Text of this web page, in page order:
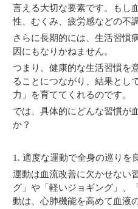
言える大切な要素です。もし
性、むくみ、疲労感などの不
さらに長期的には、生活習慣
因にもなりかねません。
つまり、健康的な生活習慣を
ることにつながり、結果とし
力」を育ててくれるのです。
では、具体的にどんな習慣が
か？
1. 適度な運動で全身の巡りを
運動は血流改善に欠かせない
グ」や「軽いジョギング」、
動は、心肺機能を高めて血液